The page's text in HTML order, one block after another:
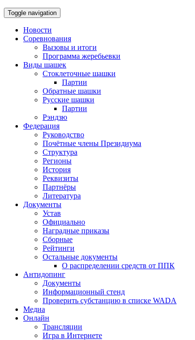
Toggle navigation
Новости
Соревнования
Вызовы и итоги
Программа жеребьевки
Виды шашек
Стоклеточные шашки
Партии
Обратные шашки
Русские шашки
Партии
Рэндзю
Федерация
Руководство
Почётные члены Президиума
Структура
Регионы
История
Реквизиты
Партнёры
Литература
Документы
Устав
Официально
Наградные приказы
Сборные
Рейтинги
Остальные документы
О распределении средств от ППК
Антидопинг
Документы
Информационный стенд
Проверить субстанцию в списке WADA
Медиа
Онлайн
Трансляции
Игра в Интернете